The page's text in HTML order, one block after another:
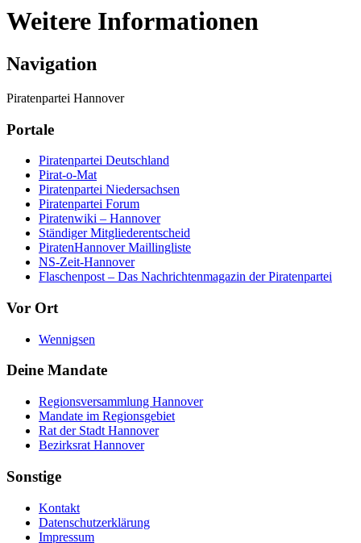
Weitere Informationen
Navigation
Piratenpartei Hannover
Portale
Piratenpartei Deutschland
Pirat-o-Mat
Piratenpartei Niedersachsen
Piratenpartei Forum
Piratenwiki – Hannover
Ständiger Mitgliederentscheid
PiratenHannover Maillingliste
NS-Zeit-Hannover
Flaschenpost – Das Nachrichtenmagazin der Piratenpartei
Vor Ort
Wennigsen
Deine Mandate
Regionsversammlung Hannover
Mandate im Regionsgebiet
Rat der Stadt Hannover
Bezirksrat Hannover
Sonstige
Kontakt
Datenschutzerklärung
Impressum